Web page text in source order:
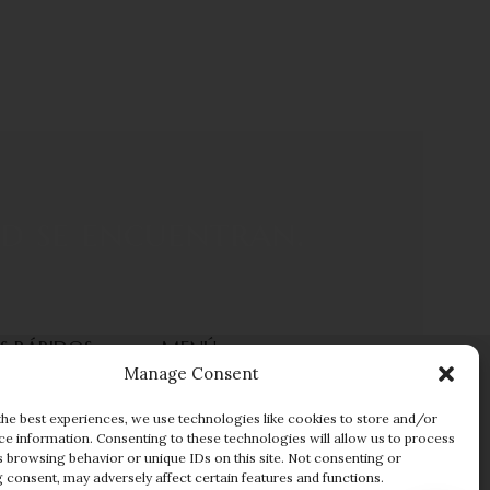
Manage Consent
best experiences, we use technologies like cookies to store and/or
information. Consenting to these technologies will allow us to process
browsing behavior or unique IDs on this site. Not consenting or
may adversely affect certain features and functions.
RÁPIDOS MENÚ
Garantias
FAQs
Nuestra tienda